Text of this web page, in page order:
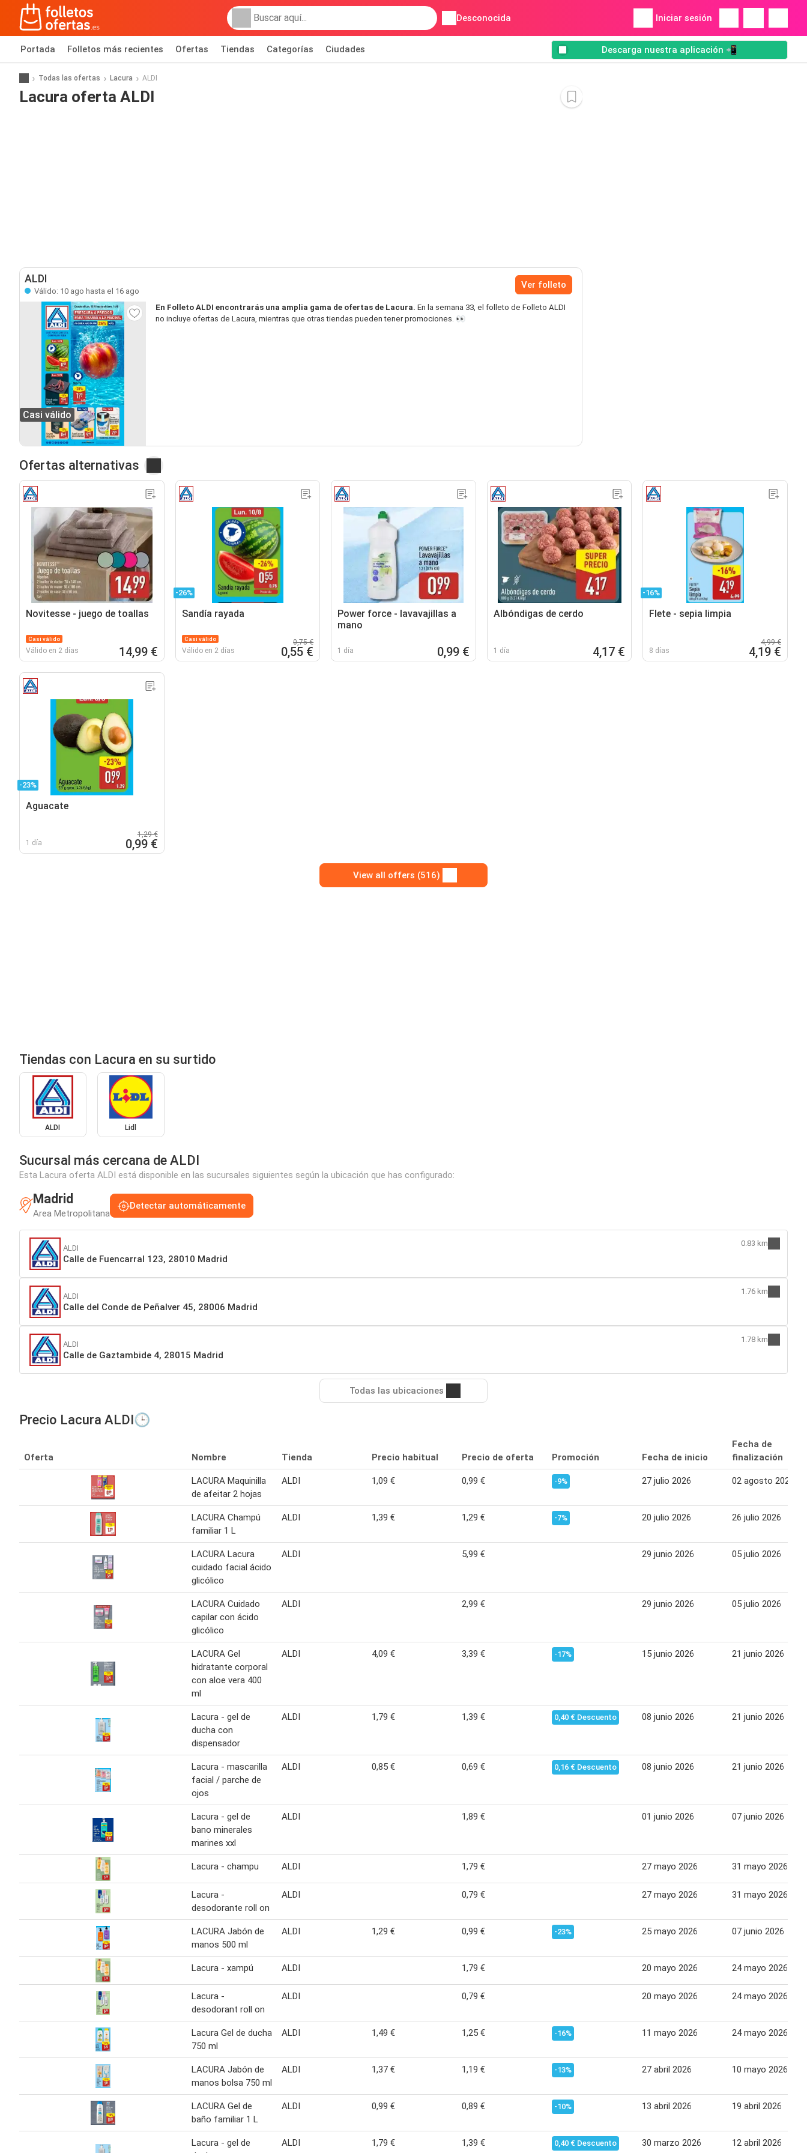
Desconocida Iniciar sesión
Portada Folletos más recientes Ofertas Tiendas Categorías Ciudades Descarga nuestra aplicación 📲
Todas las ofertas Lacura ALDI
Lacura oferta ALDI
ALDI
Válido: 10 ago hasta el 16 ago
Ver folleto
Casi válido
En Folleto ALDI encontrarás una amplia gama de ofertas de Lacura. En la semana 33, el folleto de Folleto ALDI
no incluye ofertas de Lacura, mientras que otras tiendas pueden tener promociones. 👀
Ofertas alternativas
Novitesse - juego de toallas
Casi válido
Válido en 2 días 14,99 €
-26%
Sandía rayada
Casi válido
Válido en 2 días
0,75 €
0,55 €
Power force - lavavajillas a
mano
1 día 0,99 €
Albóndigas de cerdo
1 día 4,17 €
-16%
Flete - sepia limpia
8 días
4,99 €
4,19 €
-23%
Aguacate
1 día
1,29 €
0,99 €
View all offers (516)
Tiendas con Lacura en su surtido
ALDI Lidl
Sucursal más cercana de ALDI
Esta Lacura oferta ALDI está disponible en las sucursales siguientes según la ubicación que has configurado:
Madrid
Area Metropolitana
Detectar automáticamente
ALDI
Calle de Fuencarral 123, 28010 Madrid
0.83 km
ALDI
Calle del Conde de Peñalver 45, 28006 Madrid
1.76 km
ALDI
Calle de Gaztambide 4, 28015 Madrid
1.78 km
Todas las ubicaciones
Precio Lacura ALDI🕒
Oferta Nombre Tienda Precio habitual Precio de oferta Promoción Fecha de inicio
Fecha de
finalización
LACURA Maquinilla
de afeitar 2 hojas
ALDI 1,09 € 0,99 € -9% 27 julio 2026 02 agosto 2026
LACURA Champú
familiar 1 L
ALDI 1,39 € 1,29 € -7% 20 julio 2026 26 julio 2026
LACURA Lacura
cuidado facial ácido
glicólico
ALDI 5,99 € 29 junio 2026 05 julio 2026
LACURA Cuidado
capilar con ácido
glicólico
ALDI 2,99 € 29 junio 2026 05 julio 2026
LACURA Gel
hidratante corporal
con aloe vera 400
ml
ALDI 4,09 € 3,39 € -17% 15 junio 2026 21 junio 2026
Lacura - gel de
ducha con
dispensador
ALDI 1,79 € 1,39 € 0,40 € Descuento 08 junio 2026 21 junio 2026
Lacura - mascarilla
facial / parche de
ojos
ALDI 0,85 € 0,69 € 0,16 € Descuento 08 junio 2026 21 junio 2026
Lacura - gel de
bano minerales
marines xxl
ALDI 1,89 € 01 junio 2026 07 junio 2026
Lacura - champu ALDI 1,79 € 27 mayo 2026 31 mayo 2026
Lacura -
desodorante roll on
ALDI 0,79 € 27 mayo 2026 31 mayo 2026
LACURA Jabón de
manos 500 ml
ALDI 1,29 € 0,99 € -23% 25 mayo 2026 07 junio 2026
Lacura - xampú ALDI 1,79 € 20 mayo 2026 24 mayo 2026
Lacura -
desodorant roll on
ALDI 0,79 € 20 mayo 2026 24 mayo 2026
Lacura Gel de ducha
750 ml
ALDI 1,49 € 1,25 € -16% 11 mayo 2026 24 mayo 2026
LACURA Jabón de
manos bolsa 750 ml
ALDI 1,37 € 1,19 € -13% 27 abril 2026 10 mayo 2026
LACURA Gel de
baño familiar 1 L
ALDI 0,99 € 0,89 € -10% 13 abril 2026 19 abril 2026
Lacura - gel de
ALDI 1,79 € 1,39 € 0,40 € Descuento 30 marzo 2026 12 abril 2026